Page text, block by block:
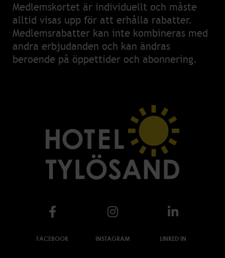
Medlemskortet är individuellt och måste
alltid visas upp för att erhålla rabatter.
Medlemsrabatter kan inte kombineras med
andra erbjudanden och kan ändras
beroende på öppettider och abonnering.
FACEBOOK INSTAGRAM LINKED IN